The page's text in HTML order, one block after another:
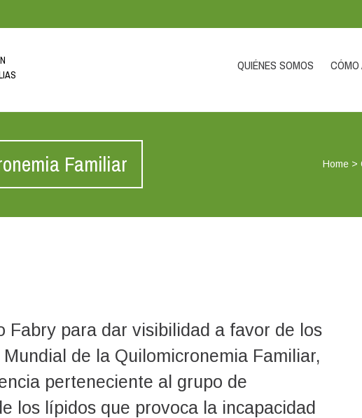
QUIÉNES SOMOS CÓMO
Familiar Home >
Fabry para dar visibilidad a favor de los
de la Quilomicronemia Familiar,
perteneciente al grupo de
los lípidos que provoca la incapacidad